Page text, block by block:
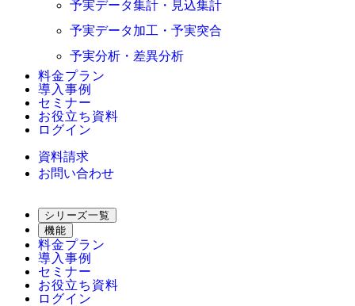
予実データ集計・見込集計
予実データ加工・予実突合
予実分析・差異分析
料金プラン
導入事例
セミナー
お役立ち資料
ログイン
資料請求
お問い合わせ
シリーズ一覧
機能
料金プラン
導入事例
セミナー
お役立ち資料
ログイン